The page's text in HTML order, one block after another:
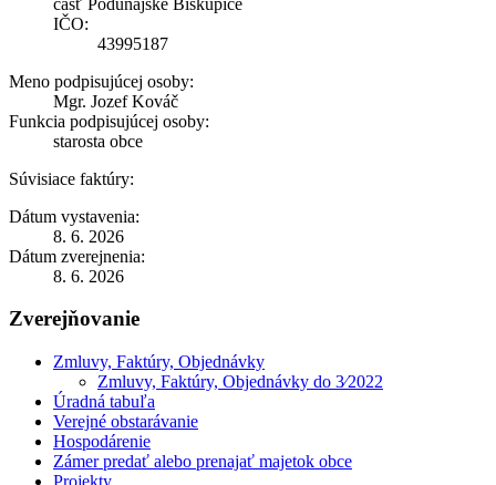
IČO:
43995187
Meno podpisujúcej osoby:
Mgr. Jozef Kováč
Funkcia podpisujúcej osoby:
starosta obce
Súvisiace faktúry:
Dátum vystavenia:
8. 6. 2026
Dátum zverejnenia:
8. 6. 2026
Zverejňovanie
Zmluvy, Faktúry, Objednávky
Zmluvy, Faktúry, Objednávky do 3⁄2022
Úradná tabuľa
Verejné obstarávanie
Hospodárenie
Zámer predať alebo prenajať majetok obce